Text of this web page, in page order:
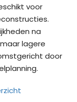
voor
na
lagere
door